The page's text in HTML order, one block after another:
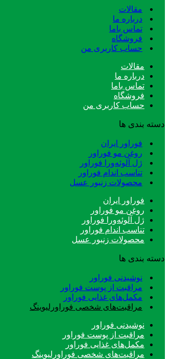
مقالات
درباره ما
تماس باما
فروشگاه
حساب کاربری من
مقالات
درباره ما
تماس باما
فروشگاه
حساب کاربری من
دسته بندی ها
فوراور ایران
روغن مو فوراور
ژل آلوئه‌ورا فوراور
تناسب اندام فوراور
محصولات زنبور عسل
فوراور ایران
روغن مو فوراور
ژل آلوئه‌ورا فوراور
تناسب اندام فوراور
محصولات زنبور عسل
دسته بندی ها
نوشیدنی فوراور
مراقبت از پوست فوراور
مکمل‌های غذایی فوراور
مراقبت‌های شخصی فوراورلیوینگ
نوشیدنی فوراور
مراقبت از پوست فوراور
مکمل‌های غذایی فوراور
مراقبت‌های شخصی فوراورلیوینگ